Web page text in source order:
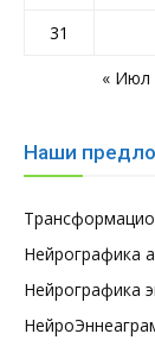
31
« Июл
Наши
Нейрографика
Нейрографика